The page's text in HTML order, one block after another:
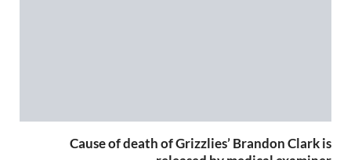
Cause of death of Grizzlies’ Brandon Clark is